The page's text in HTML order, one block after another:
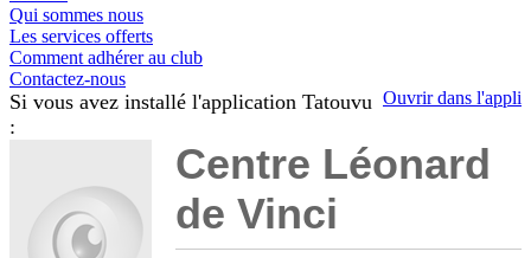
Qui sommes nous
Les services offerts
Comment adhérer au club
Contactez-nous
Ouvrir dans l'appli
Si vous avez installé l'application Tatouvu
:
Centre Léonard
de Vinci